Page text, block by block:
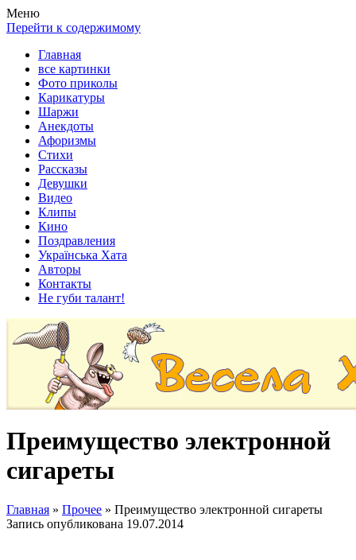
Весела хата — прикольные картинки, смешные истории,
клипы!
Покажем всем ваши фото приколы, карикатуры, шаржи, стихи,
рассказы, видео и песни!
Меню
Перейти к содержимому
Главная
все картинки
Фото приколы
Карикатуры
Шаржи
Анекдоты
Афоризмы
Стихи
Рассказы
Девушки
Видео
Клипы
Кино
Поздравления
Українська Хата
Авторы
Контакты
Не губи талант!
Преимущество электронной
сигареты
Главная » Прочее » Преимущество электронной сигареты
Запись опубликована 19.07.2014